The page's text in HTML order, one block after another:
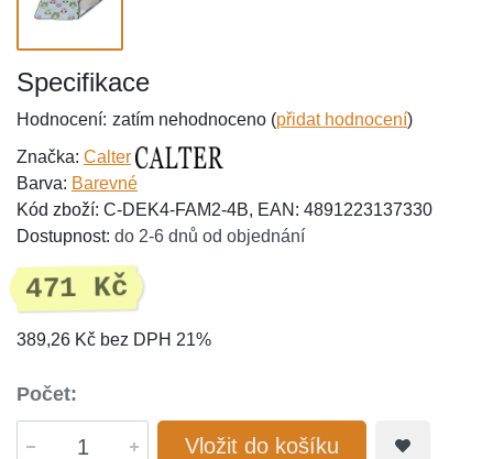
Specifikace
Hodnocení: zatím nehodnoceno (přidat hodnocení)
Značka: Calter
Barva: Barevné
Kód zboží: C-DEK4-FAM2-4B, EAN: 4891223137330
Dostupnost: do 2-6 dnů od objednání
471 Kč
389,26 Kč bez DPH 21%
Počet:
Vložit do košíku